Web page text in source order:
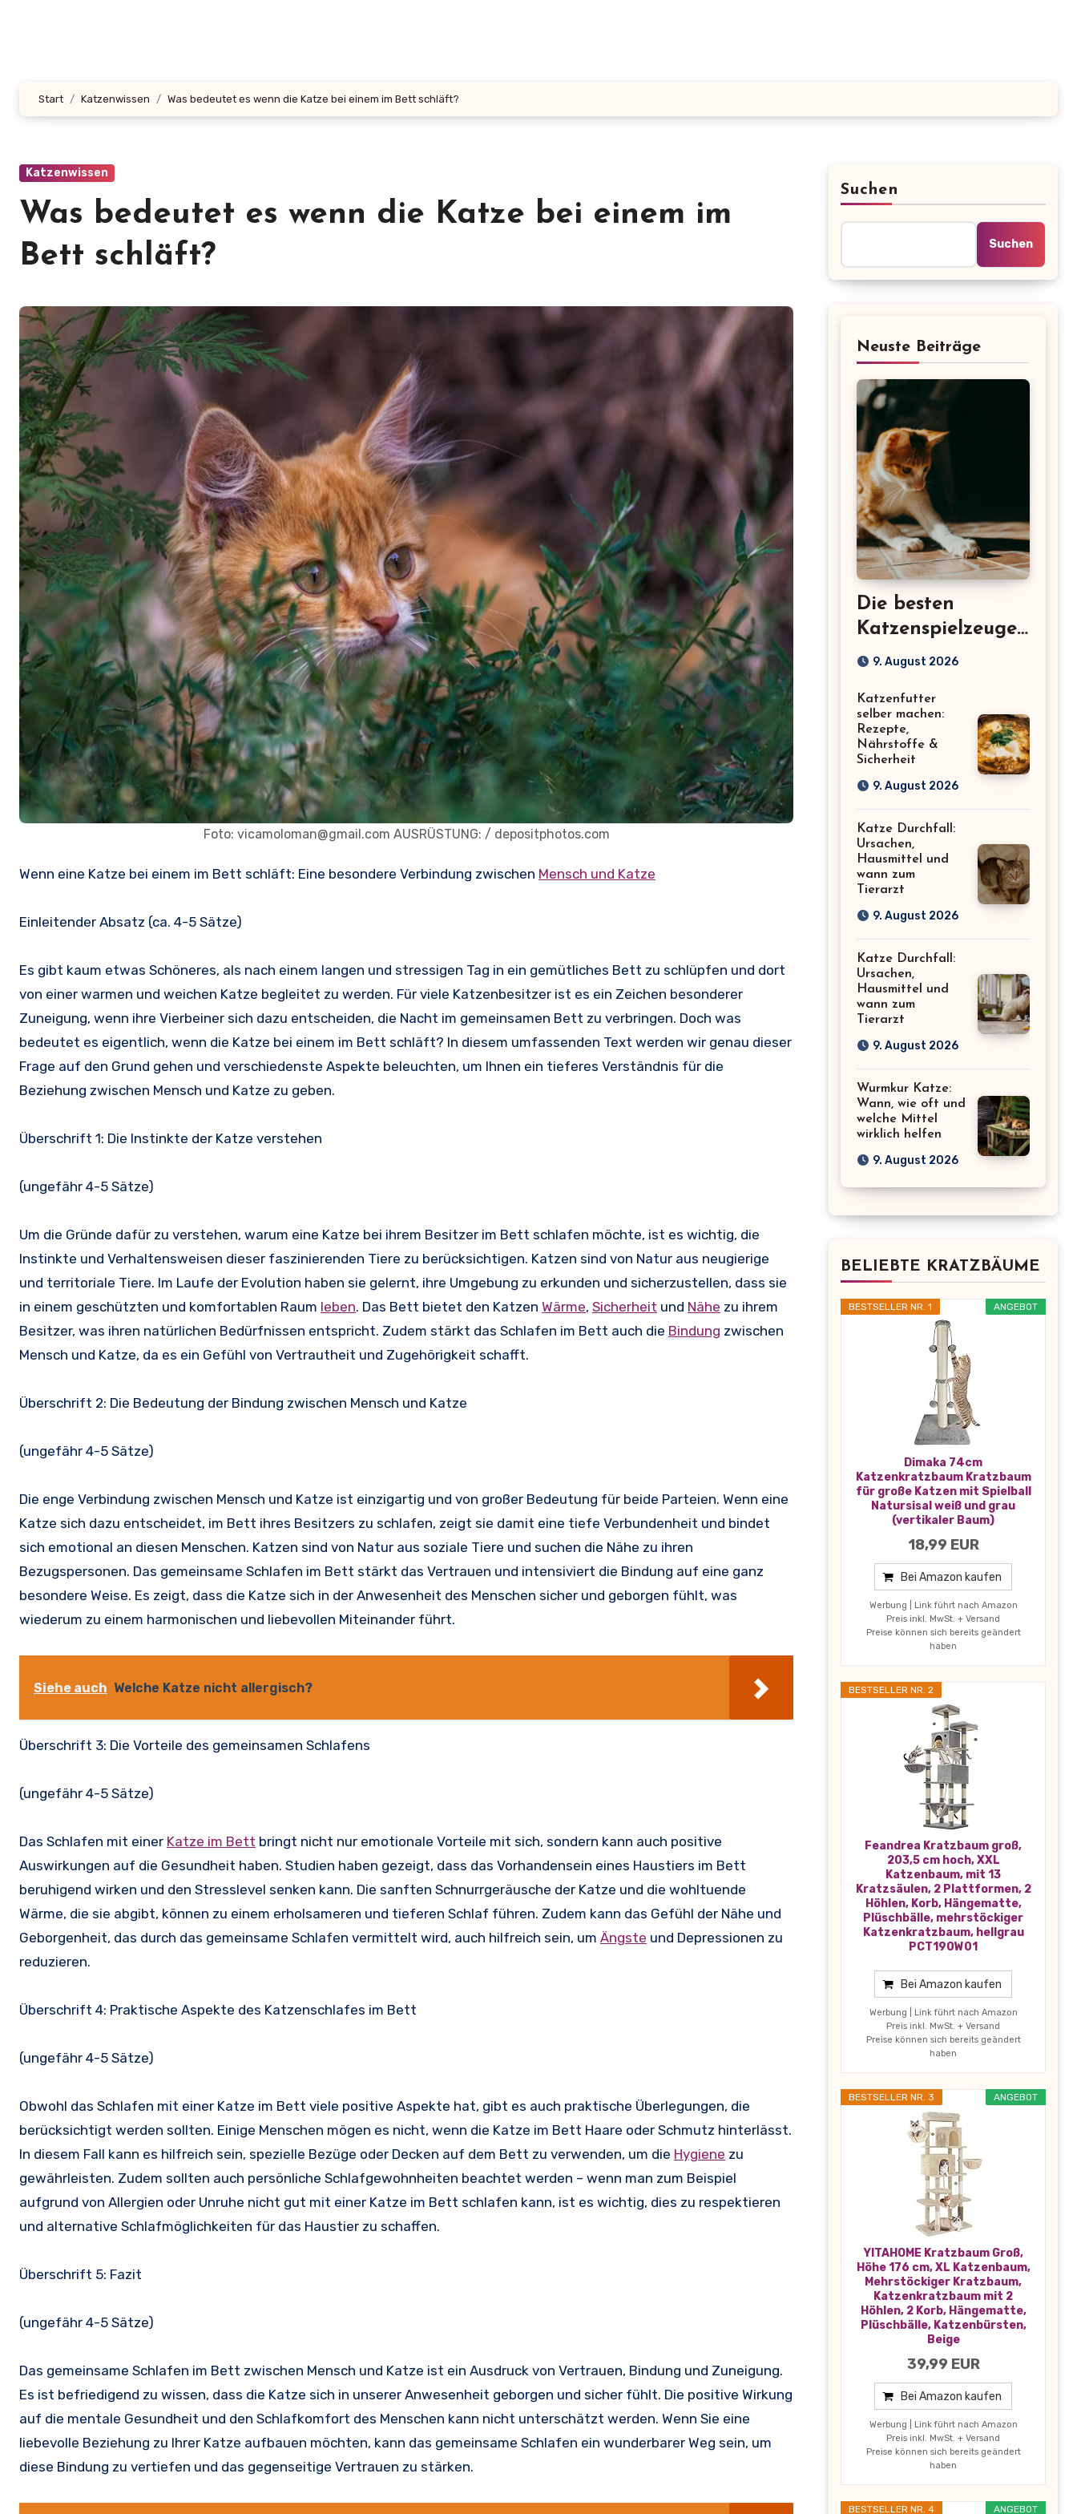
Start Katzenwissen Was bedeutet es wenn die Katze bei einem im Bett schläft?
Katzenwissen
Was bedeutet es wenn die Katze bei einem im
Bett schläft?
Foto: vicamoloman@gmail.com AUSRÜSTUNG: / depositphotos.com
Wenn eine Katze bei einem im Bett schläft: Eine besondere Verbindung zwischen Mensch und Katze
Einleitender Absatz (ca. 4-5 Sätze)
Es gibt kaum etwas Schöneres, als nach einem langen und stressigen Tag in ein gemütliches Bett zu schlüpfen und dort
von einer warmen und weichen Katze begleitet zu werden. Für viele Katzenbesitzer ist es ein Zeichen besonderer
Zuneigung, wenn ihre Vierbeiner sich dazu entscheiden, die Nacht im gemeinsamen Bett zu verbringen. Doch was
bedeutet es eigentlich, wenn die Katze bei einem im Bett schläft? In diesem umfassenden Text werden wir genau dieser
Frage auf den Grund gehen und verschiedenste Aspekte beleuchten, um Ihnen ein tieferes Verständnis für die
Beziehung zwischen Mensch und Katze zu geben.
Überschrift 1: Die Instinkte der Katze verstehen
(ungefähr 4-5 Sätze)
Um die Gründe dafür zu verstehen, warum eine Katze bei ihrem Besitzer im Bett schlafen möchte, ist es wichtig, die
Instinkte und Verhaltensweisen dieser faszinierenden Tiere zu berücksichtigen. Katzen sind von Natur aus neugierige
und territoriale Tiere. Im Laufe der Evolution haben sie gelernt, ihre Umgebung zu erkunden und sicherzustellen, dass sie
in einem geschützten und komfortablen Raum leben. Das Bett bietet den Katzen Wärme, Sicherheit und Nähe zu ihrem
Besitzer, was ihren natürlichen Bedürfnissen entspricht. Zudem stärkt das Schlafen im Bett auch die Bindung zwischen
Mensch und Katze, da es ein Gefühl von Vertrautheit und Zugehörigkeit schafft.
Überschrift 2: Die Bedeutung der Bindung zwischen Mensch und Katze
(ungefähr 4-5 Sätze)
Die enge Verbindung zwischen Mensch und Katze ist einzigartig und von großer Bedeutung für beide Parteien. Wenn eine
Katze sich dazu entscheidet, im Bett ihres Besitzers zu schlafen, zeigt sie damit eine tiefe Verbundenheit und bindet
sich emotional an diesen Menschen. Katzen sind von Natur aus soziale Tiere und suchen die Nähe zu ihren
Bezugspersonen. Das gemeinsame Schlafen im Bett stärkt das Vertrauen und intensiviert die Bindung auf eine ganz
besondere Weise. Es zeigt, dass die Katze sich in der Anwesenheit des Menschen sicher und geborgen fühlt, was
wiederum zu einem harmonischen und liebevollen Miteinander führt.
Siehe auch Welche Katze nicht allergisch?
Überschrift 3: Die Vorteile des gemeinsamen Schlafens
(ungefähr 4-5 Sätze)
Das Schlafen mit einer Katze im Bett bringt nicht nur emotionale Vorteile mit sich, sondern kann auch positive
Auswirkungen auf die Gesundheit haben. Studien haben gezeigt, dass das Vorhandensein eines Haustiers im Bett
beruhigend wirken und den Stresslevel senken kann. Die sanften Schnurrgeräusche der Katze und die wohltuende
Wärme, die sie abgibt, können zu einem erholsameren und tieferen Schlaf führen. Zudem kann das Gefühl der Nähe und
Geborgenheit, das durch das gemeinsame Schlafen vermittelt wird, auch hilfreich sein, um Ängste und Depressionen zu
reduzieren.
Überschrift 4: Praktische Aspekte des Katzenschlafes im Bett
(ungefähr 4-5 Sätze)
Obwohl das Schlafen mit einer Katze im Bett viele positive Aspekte hat, gibt es auch praktische Überlegungen, die
berücksichtigt werden sollten. Einige Menschen mögen es nicht, wenn die Katze im Bett Haare oder Schmutz hinterlässt.
In diesem Fall kann es hilfreich sein, spezielle Bezüge oder Decken auf dem Bett zu verwenden, um die Hygiene zu
gewährleisten. Zudem sollten auch persönliche Schlafgewohnheiten beachtet werden – wenn man zum Beispiel
aufgrund von Allergien oder Unruhe nicht gut mit einer Katze im Bett schlafen kann, ist es wichtig, dies zu respektieren
und alternative Schlafmöglichkeiten für das Haustier zu schaffen.
Überschrift 5: Fazit
(ungefähr 4-5 Sätze)
Das gemeinsame Schlafen im Bett zwischen Mensch und Katze ist ein Ausdruck von Vertrauen, Bindung und Zuneigung.
Es ist befriedigend zu wissen, dass die Katze sich in unserer Anwesenheit geborgen und sicher fühlt. Die positive Wirkung
auf die mentale Gesundheit und den Schlafkomfort des Menschen kann nicht unterschätzt werden. Wenn Sie eine
liebevolle Beziehung zu Ihrer Katze aufbauen möchten, kann das gemeinsame Schlafen ein wunderbarer Weg sein, um
diese Bindung zu vertiefen und das gegenseitige Vertrauen zu stärken.
Suchen
Suchen
Neuste Beiträge
Die besten
Katzenspielzeuge:
15 Ideen gegen
Wohnungskatzen
9. August 2026
Katzenfutter
selber machen:
Rezepte,
Nährstoffe &
Sicherheit
9. August 2026
Katze Durchfall:
Ursachen,
Hausmittel und
wann zum
Tierarzt
9. August 2026
Katze Durchfall:
Ursachen,
Hausmittel und
wann zum
Tierarzt
9. August 2026
Wurmkur Katze:
Wann, wie oft und
welche Mittel
wirklich helfen
9. August 2026
BELIEBTE KRATZBÄUME
ANGEBOT
BESTSELLER NR. 1
Dimaka 74cm
Katzenkratzbaum Kratzbaum
für große Katzen mit Spielball
Natursisal weiß und grau
(vertikaler Baum)
18,99 EUR
Bei Amazon kaufen
Werbung | Link führt nach Amazon
Preis inkl. MwSt. + Versand
Preise können sich bereits geändert
haben
BESTSELLER NR. 2
Feandrea Kratzbaum groß,
203,5 cm hoch, XXL
Katzenbaum, mit 13
Kratzsäulen, 2 Plattformen, 2
Höhlen, Korb, Hängematte,
Plüschbälle, mehrstöckiger
Katzenkratzbaum, hellgrau
PCT190W01
Bei Amazon kaufen
Werbung | Link führt nach Amazon
Preis inkl. MwSt. + Versand
Preise können sich bereits geändert
haben
ANGEBOT
BESTSELLER NR. 3
YITAHOME Kratzbaum Groß,
Höhe 176 cm, XL Katzenbaum,
Mehrstöckiger Kratzbaum,
Katzenkratzbaum mit 2
Höhlen, 2 Korb, Hängematte,
Plüschbälle, Katzenbürsten,
Beige
39,99 EUR
Bei Amazon kaufen
Werbung | Link führt nach Amazon
Preis inkl. MwSt. + Versand
Preise können sich bereits geändert
haben
ANGEBOT
BESTSELLER NR. 4